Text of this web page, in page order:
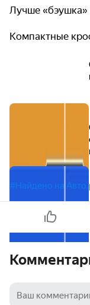
Лучше
Компактные
#Найдено на